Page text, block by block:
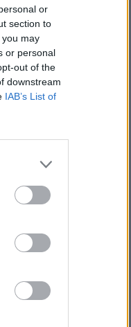
or
section to
may
or personal
out of the
downstream
IAB’s List of